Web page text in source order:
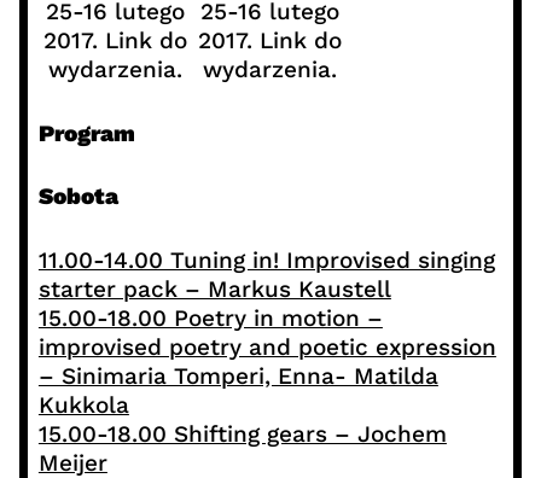
25-16 lutego
2017. Link do
wydarzenia.
25-16 lutego
2017. Link do
wydarzenia.
Program
Sobota
11.00-14.00 Tuning in! Improvised singing
starter pack – Markus Kaustell
15.00-18.00 Poetry in motion –
improvised poetry and poetic expression
– Sinimaria Tomperi, Enna- Matilda
Kukkola
15.00-18.00 Shifting gears – Jochem
Meijer